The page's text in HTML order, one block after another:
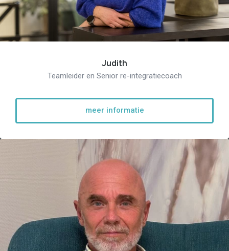
Judith
Teamleider en Senior re-integratiecoach
meer informatie